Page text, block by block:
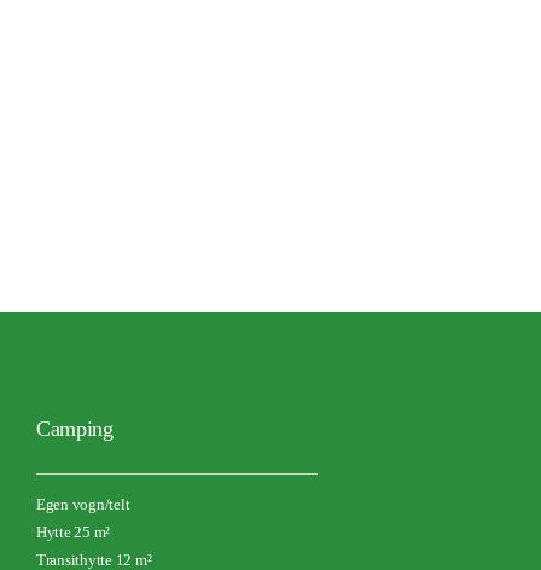
Camping
Egen vogn/telt
Hytte 25 m²
Transithytte 12 m²